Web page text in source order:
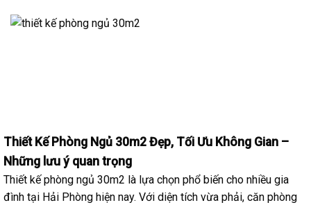
Thiết Kế Phòng Ngủ 30m2 Đẹp, Tối Ưu Không Gian –
Những lưu ý quan trọng
Thiết kế phòng ngủ 30m2 là lựa chọn phổ biến cho nhiều gia
đình tại Hải Phòng hiện nay. Với diện tích vừa phải, căn phòng